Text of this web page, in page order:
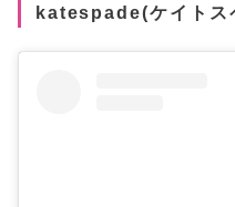
katespade(ケイトス